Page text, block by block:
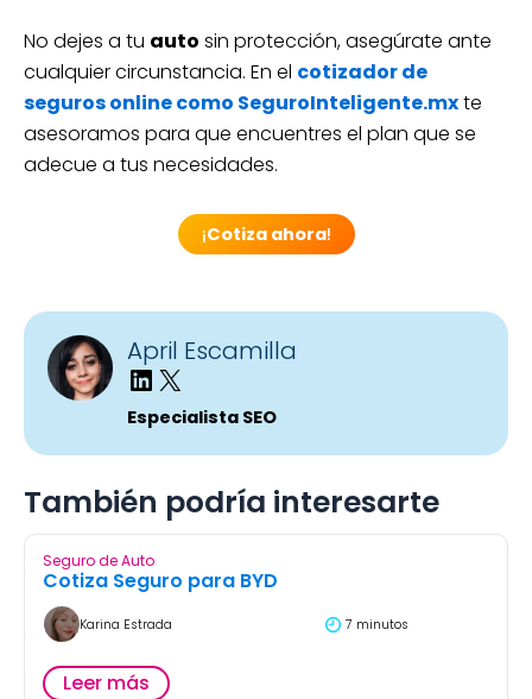
No dejes a tu auto sin protección, asegúrate ante
cualquier circunstancia. En el cotizador de
seguros online como SeguroInteligente.mxte
asesoramos para que encuentres el plan que se
adecue a tus necesidades.
¡Cotiza ahora!
April Escamilla
Especialista SEO
También podría interesarte
Seguro de Auto
Cotiza Seguro para BYD
Karina Estrada 7 minutos
Leer más